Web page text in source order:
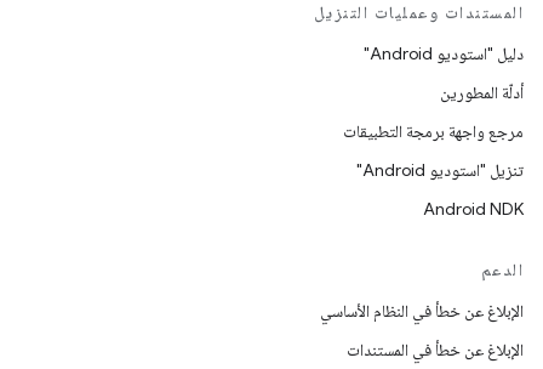
المستندات وعمليات التنزيل
دليل "استوديو Android"
أدلّة المطورين
مرجع واجهة برمجة التطبيقات
تنزيل "استوديو Android"
Android NDK
الدعم
الإبلاغ عن خطأ في النظام الأساسي
الإبلاغ عن خطأ في المستندات